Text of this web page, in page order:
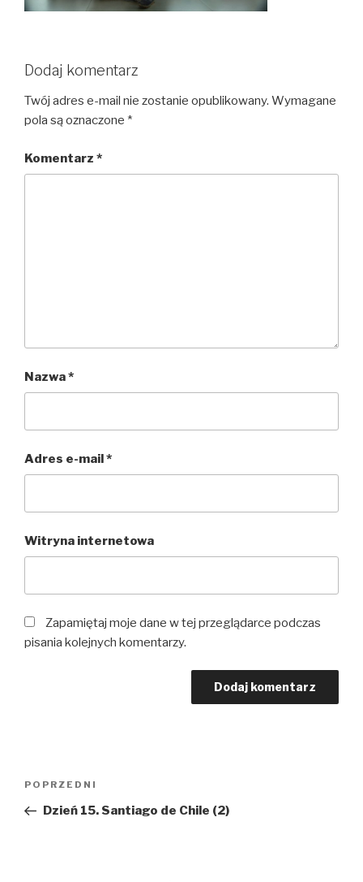
Dodaj komentarz
Twój adres e-mail nie zostanie opublikowany. Wymagane
pola są oznaczone *
Komentarz *
Nazwa*
Adres e-mail*
Witryna internetowa
Zapamiętaj moje dane w tej przeglądarce podczas
pisania kolejnych komentarzy.
Poprzedni
wpis
POPRZEDNI
Dzień 15. Santiago de Chile (2)